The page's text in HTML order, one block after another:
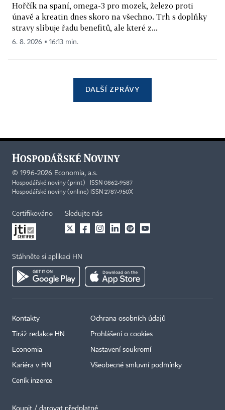
Hořčík na spaní, omega-3 pro mozek, železo proti
únavě a kreatin dnes skoro na všechno. Trh s doplňky
stravy slibuje řadu benefitů, ale které z...
6. 8. 2026 ▪ 16:13 min.
DALŠÍ ZPRÁVY
© 1996-2026 Economia, a.s.
Hospodářské noviny (print) ISSN 0862-9587
Hospodářské noviny (online) ISSN 2787-950X
Certifikováno Sledujte nás
Stáhněte si aplikaci HN
Kontakty
Tiráž redakce HN
Economia
Kariéra v HN
Ceník inzerce
Ochrana osobních údajů
Prohlášení o cookies
Nastavení soukromí
Všeobecné smluvní podmínky
Koupit / darovat předplatné